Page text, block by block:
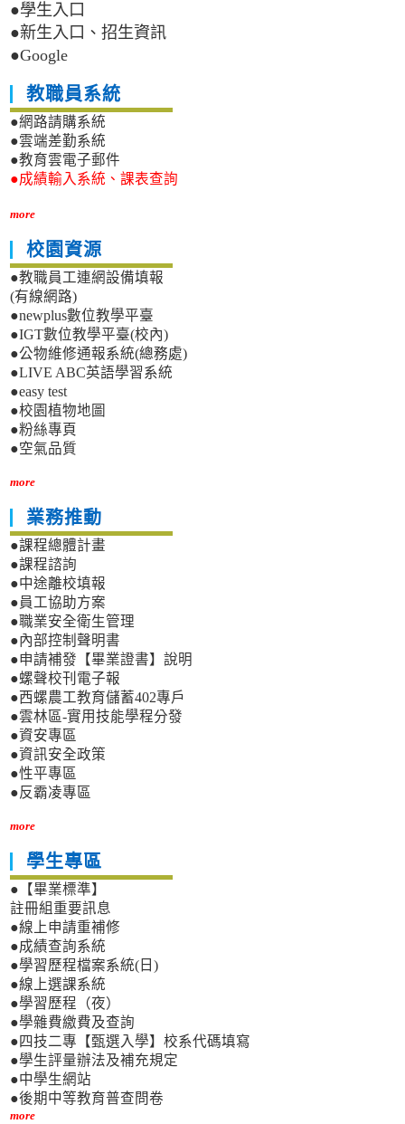
●學生入口
●新生入口、招生資訊
●Google
教職員系統
●網路請購系統
●雲端差勤系統
●教育雲電子郵件
●成績輸入系統、課表查詢
more
校園資源
●教職員工連網設備填報
(有線網路)
●newplus數位教學平臺
●IGT數位教學平臺(校內)
●公物維修通報系統(總務處)
●LIVE ABC英語學習系統
●easy test
●校園植物地圖
●粉絲專頁
●空氣品質
more
業務推動
●課程總體計畫
●課程諮詢
●中途離校填報
●員工協助方案
●職業安全衛生管理
●內部控制聲明書
●申請補發【畢業證書】說明
●螺聲校刊電子報
●西螺農工教育儲蓄402專戶
●雲林區-實用技能學程分發
●資安專區
●資訊安全政策
●性平專區
●反霸凌專區
more
學生專區
●【畢業標準】
註冊組重要訊息
●線上申請重補修
●成績查詢系統
●學習歷程檔案系統(日)
●線上選課系統
●學習歷程（夜）
●學雜費繳費及查詢
●四技二專【甄選入學】校系代碼填寫
●學生評量辦法及補充規定
●中學生網站
●後期中等教育普查問卷
more